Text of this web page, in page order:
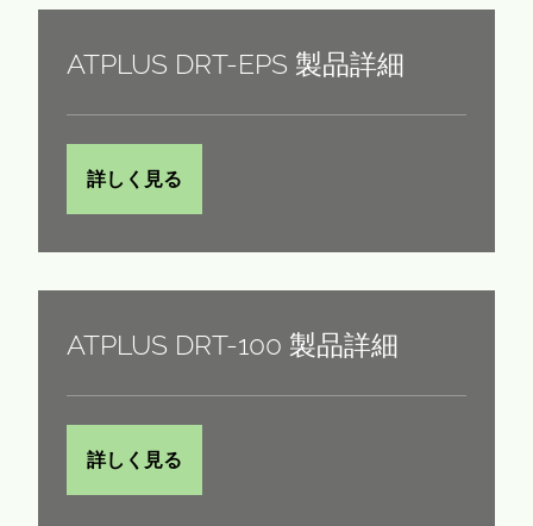
ATPLUS DRT-EPS 製品詳細
詳しく見る
ATPLUS DRT-100 製品詳細
詳しく見る